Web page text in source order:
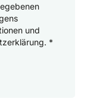
und
*